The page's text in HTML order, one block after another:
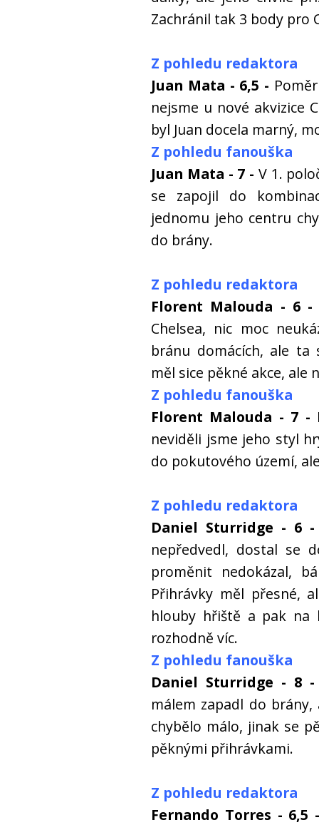
Zachránil tak 3 body pro
Z pohledu redaktora
Juan Mata - 6,5 -
nejsme u nové akvizice
byl Juan docela marný,
Z pohledu fanouška
Juan Mata - 7 - V 1.
se zapojil do
jednomu jeho centru
do brány.
Z pohledu redaktora
Florent Malouda - 6 -
Chelsea, nic moc
bránu domácích, ale ta
měl sice pěkné akce, ale
Z pohledu fanouška
Florent Malouda - 7 -
neviděli jsme jeho styl
do pokutového území,
Z pohledu redaktora
Daniel Sturridge - 6 -
nepředvedl, dostal se
proměnit nedokázal,
Přihrávky měl přesné,
hlouby hřiště a pak
rozhodně víc.
Z pohledu fanouška
Daniel Sturridge - 8
málem zapadl do
chybělo málo, jinak se
pěknými přihrávkami.
Z pohledu redaktora
Fernando Torres -